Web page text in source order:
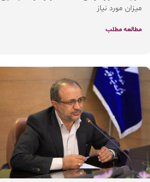
میزان مورد نیاز
مطالعه مطلب